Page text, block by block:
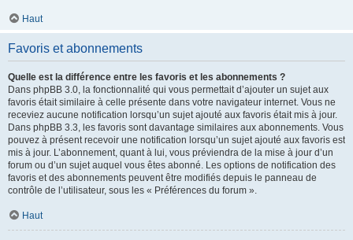
Haut
Favoris et abonnements
Quelle est la différence entre les favoris et les abonnements ?
Dans phpBB 3.0, la fonctionnalité qui vous permettait d’ajouter un sujet aux
favoris était similaire à celle présente dans votre navigateur internet. Vous ne
receviez aucune notification lorsqu’un sujet ajouté aux favoris était mis à jour.
Dans phpBB 3.3, les favoris sont davantage similaires aux abonnements. Vous
pouvez à présent recevoir une notification lorsqu’un sujet ajouté aux favoris est
mis à jour. L’abonnement, quant à lui, vous préviendra de la mise à jour d’un
forum ou d’un sujet auquel vous êtes abonné. Les options de notification des
favoris et des abonnements peuvent être modifiés depuis le panneau de
contrôle de l’utilisateur, sous les « Préférences du forum ».
Haut